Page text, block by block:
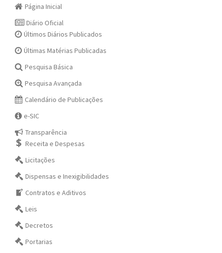
Página Inicial
Diário Oficial
Últimos Diários Publicados
Últimas Matérias Publicadas
Pesquisa Básica
Pesquisa Avançada
Calendário de Publicações
e-SIC
Transparência
Receita e Despesas
Licitações
Dispensas e Inexigibilidades
Contratos e Aditivos
Leis
Decretos
Portarias